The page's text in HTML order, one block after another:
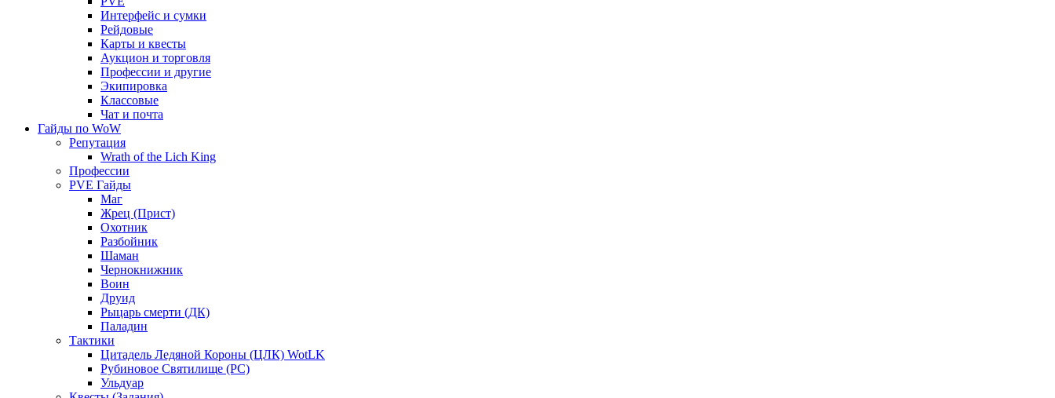
Интерфейс и сумки
Рейдовые
Карты и квесты
Аукцион и торговля
Профессии и другие
Экипировка
Классовые
Чат и почта
Гайды по WoW
Репутация
Wrath of the Lich King
Профессии
PVE Гайды
Маг
Жрец (Прист)
Охотник
Разбойник
Шаман
Чернокнижник
Воин
Друид
Рыцарь смерти (ДК)
Паладин
Тактики
Цитадель Ледяной Короны (ЦЛК) WotLK
Рубиновое Святилище (РС)
Ульдуар